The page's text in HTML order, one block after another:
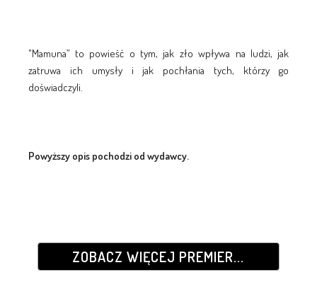
"Mamuna” to powieść o tym, jak zło wpływa na ludzi, jak
zatruwa ich umysły i jak pochłania tych, którzy go
doświadczyli.
Powyższy opis pochodzi od wydawcy.
ZOBACZ WIĘCEJ PREMIER...